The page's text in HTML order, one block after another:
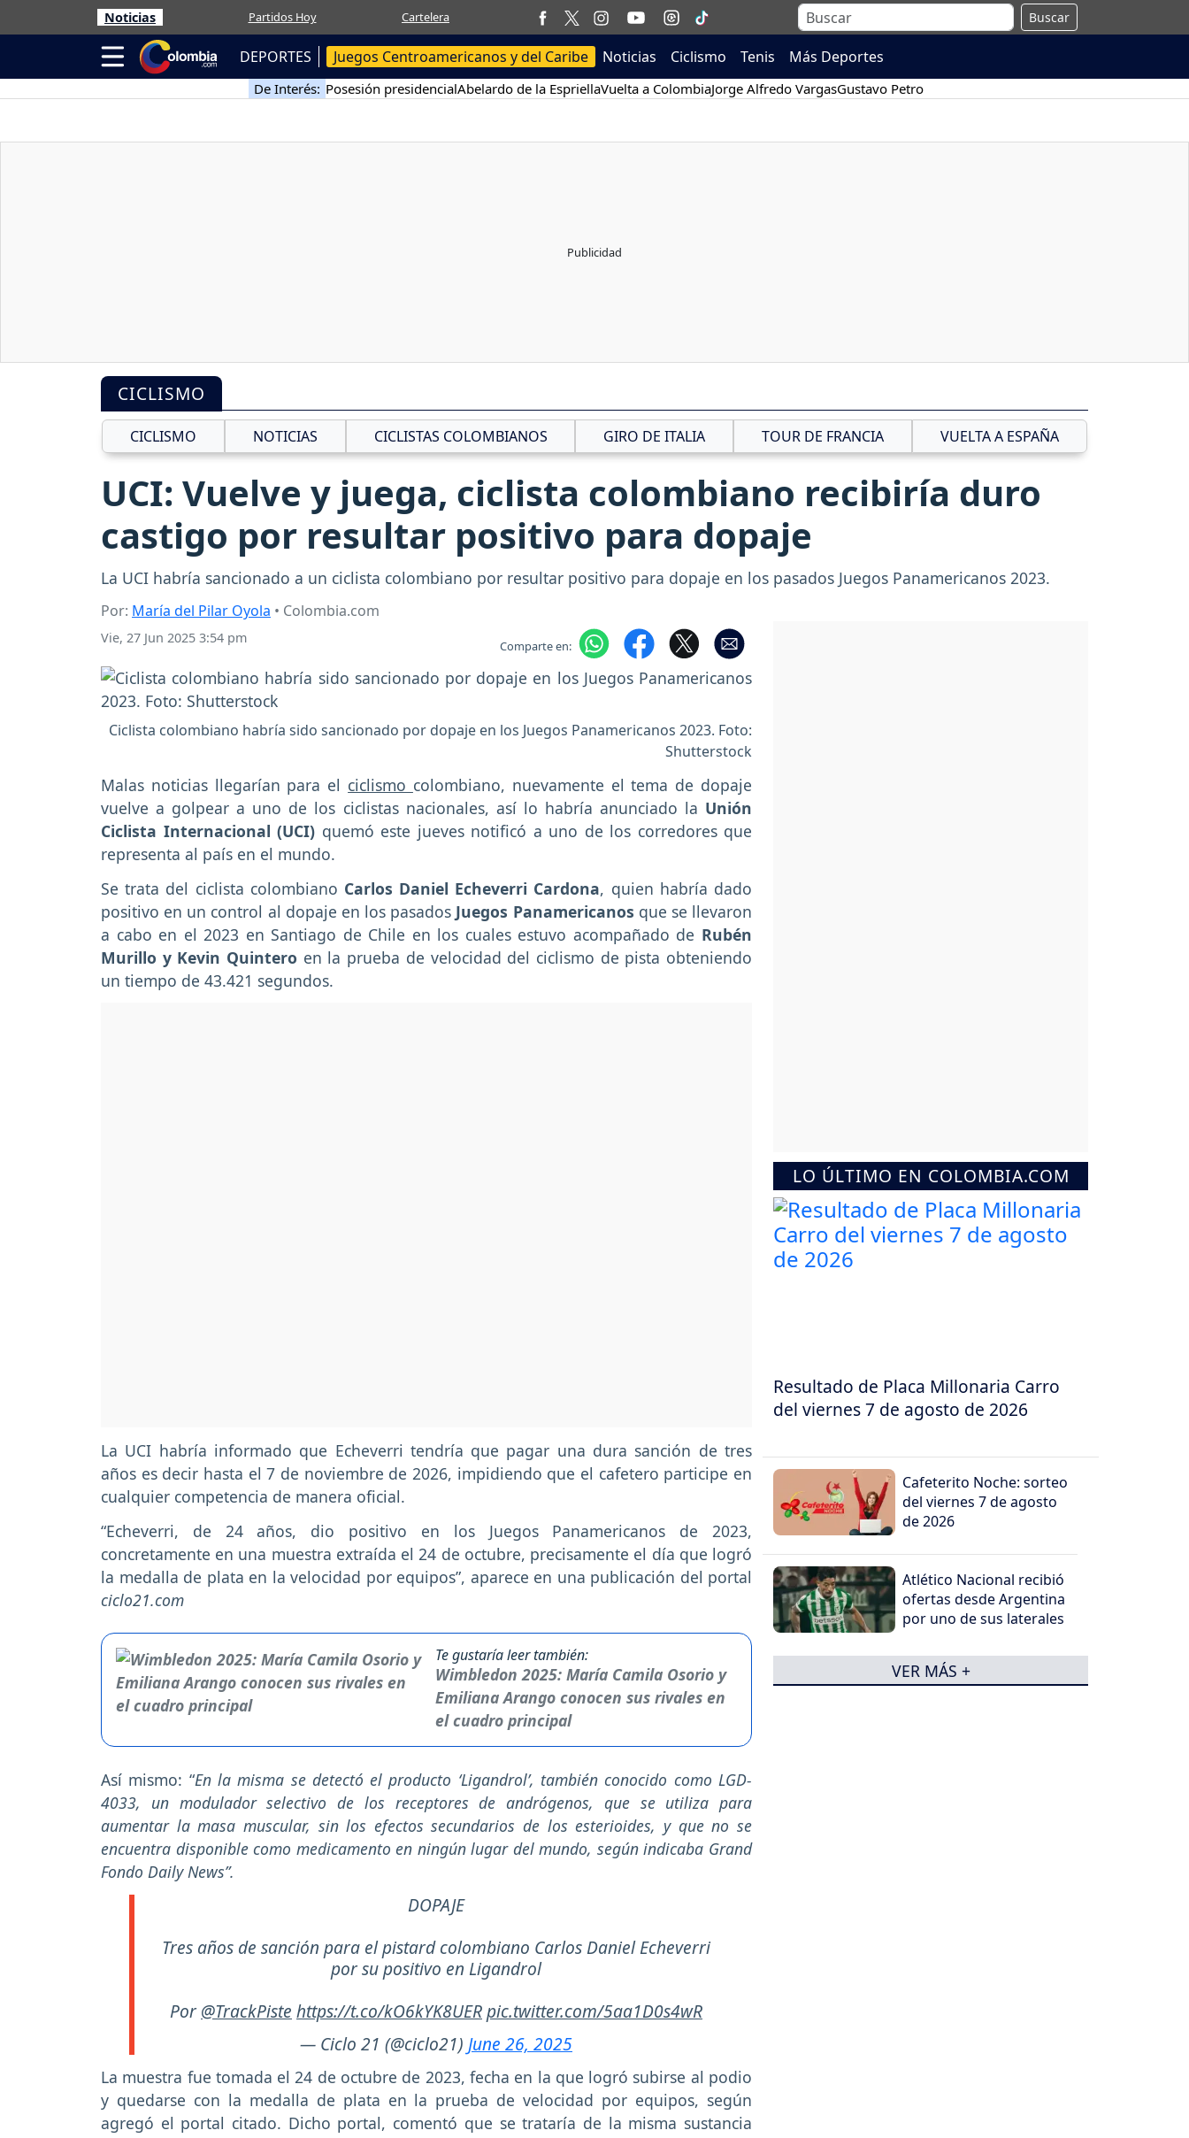
Noticias Partidos Hoy Cartelera Buscar
DEPORTES Juegos Centroamericanos y del Caribe Noticias Ciclismo Tenis Más Deportes
De Interés: Posesión presidencialAbelardo de la EspriellaVuelta a ColombiaJorge Alfredo VargasGustavo Petro
CICLISMO
CICLISMO NOTICIAS CICLISTAS COLOMBIANOS GIRO DE ITALIA TOUR DE FRANCIA VUELTA A ESPAÑA
UCI: Vuelve y juega, ciclista colombiano recibiría duro
castigo por resultar positivo para dopaje
La UCI habría sancionado a un ciclista colombiano por resultar positivo para dopaje en los pasados Juegos Panamericanos 2023.
Por: María del Pilar Oyola • Colombia.com
Vie, 27 Jun 2025 3:54 pm Comparte en:
Ciclista colombiano habría sido sancionado por dopaje en los Juegos Panamericanos 2023. Foto:
Shutterstock
Malas noticias llegarían para el ciclismo colombiano, nuevamente el tema de dopaje
vuelve a golpear a uno de los ciclistas nacionales, así lo habría anunciado la Unión
Ciclista Internacional (UCI) quemó este jueves notificó a uno de los corredores que
representa al país en el mundo.
Se trata del ciclista colombiano Carlos Daniel Echeverri Cardona, quien habría dado
positivo en un control al dopaje en los pasados Juegos Panamericanos que se llevaron
a cabo en el 2023 en Santiago de Chile en los cuales estuvo acompañado de Rubén
Murillo y Kevin Quintero en la prueba de velocidad del ciclismo de pista obteniendo
un tiempo de 43.421 segundos.
La UCI habría informado que Echeverri tendría que pagar una dura sanción de tres
años es decir hasta el 7 de noviembre de 2026, impidiendo que el cafetero participe en
cualquier competencia de manera oficial.
“Echeverri, de 24 años, dio positivo en los Juegos Panamericanos de 2023,
concretamente en una muestra extraída el 24 de octubre, precisamente el día que logró
la medalla de plata en la velocidad por equipos”, aparece en una publicación del portal
ciclo21.com
Te gustaría leer también:
Wimbledon 2025: María Camila Osorio y
Emiliana Arango conocen sus rivales en
el cuadro principal
Así mismo: “En la misma se detectó el producto ‘Ligandrol’, también conocido como LGD-
4033, un modulador selectivo de los receptores de andrógenos, que se utiliza para
aumentar la masa muscular, sin los efectos secundarios de los esterioides, y que no se
encuentra disponible como medicamento en ningún lugar del mundo, según indicaba Grand
Fondo Daily News”.
DOPAJE
Tres años de sanción para el pistard colombiano Carlos Daniel Echeverri
por su positivo en Ligandrol
Por @TrackPiste https://t.co/kO6kYK8UERpic.twitter.com/5aa1D0s4wR
— Ciclo 21 (@ciclo21) June 26, 2025
La muestra fue tomada el 24 de octubre de 2023, fecha en la que logró subirse al podio
y quedarse con la medalla de plata en la prueba de velocidad por equipos, según
agregó el portal citado. Dicho portal, comentó que se trataría de la misma sustancia
LO ÚLTIMO EN COLOMBIA.COM
Resultado de Placa Millonaria Carro
del viernes 7 de agosto de 2026
Cafeterito Noche: sorteo
del viernes 7 de agosto
de 2026
Atlético Nacional recibió
ofertas desde Argentina
por uno de sus laterales
VER MÁS +